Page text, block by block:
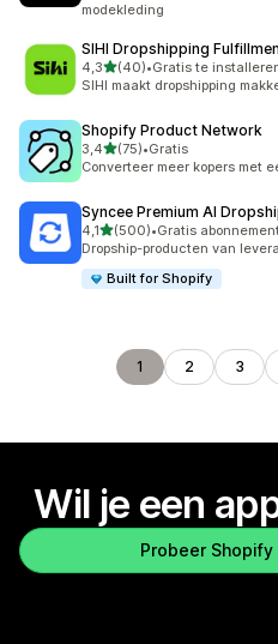
modekleding
SIHI Dropshipping
4,3van 5 sterren
(40)
40 recensies in totaal
•Gratis te
SIHI maakt dropshipping
Shopify Product Network
3,4van 5 sterren
(75)
75 recensies in totaal
•Gratis
Converteer meer kopers met
Syncee Premium AI
4,1van 5 sterren
(500)
500 recensies in totaal
•Gratis
Dropship-producten van
Built for Shopify
1 2 3
Wil je een
Probeer